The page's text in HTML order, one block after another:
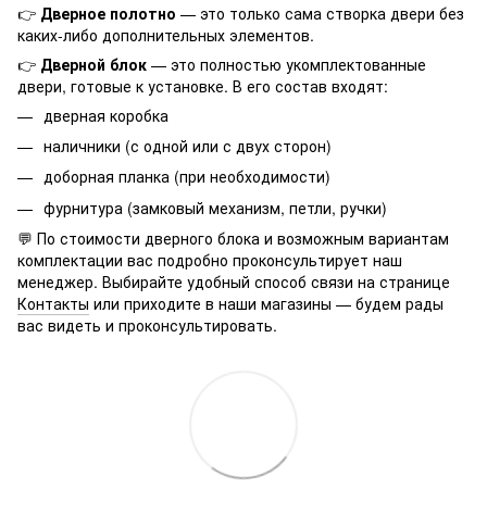
👉 Дверное полотно — это только сама створка двери без
каких-либо дополнительных элементов.
👉 Дверной блок — это полностью укомплектованные
двери, готовые к установке. В его состав входят:
дверная коробка
наличники (с одной или с двух сторон)
доборная планка (при необходимости)
фурнитура (замковый механизм, петли, ручки)
💬 По стоимости дверного блока и возможным вариантам
комплектации вас подробно проконсультирует наш
менеджер. Выбирайте удобный способ связи на странице
Контакты или приходите в наши магазины — будем рады
вас видеть и проконсультировать.